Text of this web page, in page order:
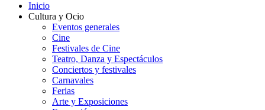
Inicio
Cultura y Ocio
Eventos generales
Cine
Festivales de Cine
Teatro, Danza y Espectáculos
Conciertos y festivales
Carnavales
Ferias
Arte y Exposiciones